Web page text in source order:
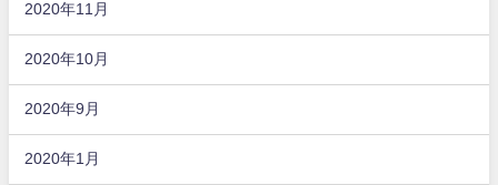
2020年11月
2020年10月
2020年9月
2020年1月